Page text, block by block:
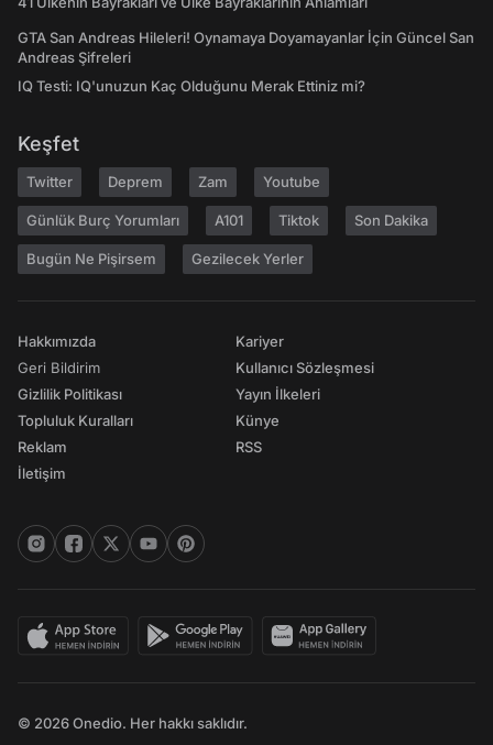
GTA San Andreas Hileleri! Oynamaya Doyamayanlar İçin Güncel San
Andreas Şifreleri
IQ Testi: IQ'unuzun Kaç Olduğunu Merak Ettiniz mi?
Keşfet
Twitter Deprem Zam Youtube
Günlük Burç Yorumları A101 Tiktok Son Dakika
Bugün Ne Pişirsem Gezilecek Yerler
Hakkımızda
Geri Bildirim
Gizlilik Politikası
Topluluk Kuralları
Reklam
İletişim
Kariyer
Kullanıcı Sözleşmesi
Yayın İlkeleri
Künye
RSS
© 2026 Onedio. Her hakkı saklıdır.